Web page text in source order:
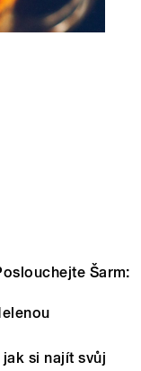
Šarm:
si najít svůj